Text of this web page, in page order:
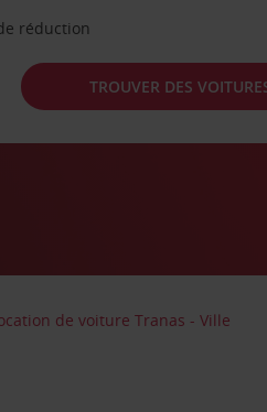
réduction
TROUVER DES
de voiture Tranas - Ville